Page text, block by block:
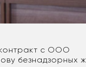
с ООО
безнадзорных